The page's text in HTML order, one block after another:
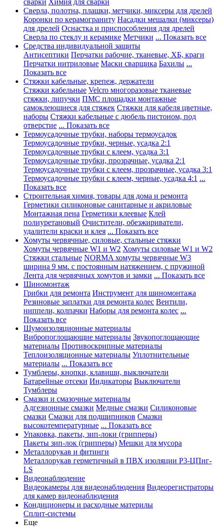
сварки Химия для сварки
Сверла, полотна, плашки, метчики, миксеры для дрелей
Коронки по керамограниту Насадки мешалки (миксеры)
для дрелей Оснастка и приспособления для дрелей
Сверла по стеклу и керамике Метчики ... Показать все
Средства индивидуальной защиты
Антисептики Перчатки рабочие, тканевые, ХБ, краги
Перчатки нитриловые Маски сварщика Бахилы ...
Показать все
Стяжки кабельные, крепеж, держатели
Стяжки кабельные Velcro многоразовые тканевые
стяжки, липучки ПМС площадки монтажные
самоклеющиеся для стяжек Стяжки для кабеля цветные,
наборы Стяжки кабельные с дюбель пистоном, под
отверстие ... Показать все
Термоусадочные трубки, наборы термоусадок
Термоусадочные трубки, черные, усадка 2:1
Термоусадочные трубки с клеем, усадка 3:1
Термоусадочные трубки, прозрачные, усадка 2:1
Термоусадочные трубки с клеем, прозрачные, усадка 3:1
Термоусадочные трубки с клеем, черные, усадка 4:1 ...
Показать все
Строительная химия, товары для дома и ремонта
Герметики силиконовые санитарные и акриловые
Монтажная пена Герметики клеевые Клей
полиуретановый Очистители, обезжириватели,
удалители краски и клея ... Показать все
Хомуты червячные, силовые, стальные стяжки
Хомуты червячные W1 и W2 Хомуты силовые W1 и W2
Стяжки стальные NORMA хомуты червячные W3
ширина 9 мм. с постоянным натяжением, с пружиной
Лента для червячных хомутов и замки ... Показать все
Шиномонтаж
Грибки для ремонта Инструмент для шиномонтажа
Резиновые заплатки для ремонта колес Вентили,
ниппели, колпачки Наборы для ремонта колес ...
Показать все
Шумоизоляционные материалы
Вибропоглощающие материалы Звукопоглощающие
материалы Противоскрипные материалы
Теплоизоляционные материалы Уплотнительные
материалы ... Показать все
Тумблеры, кнопки, клавиши, выключатели
Батарейные отсеки Индикаторы Выключатели
Тумблеры
Смазки и смазочные материалы
Адгезионные смазки Медные смазки Силиконовые
смазки Смазки для подшипников Смазки
высокотемпературные ... Показать все
Упаковка, пакеты, зип-локи (грипперы)
Пакеты зип-лок (грипперы) Мешки для мусора
Металлорукав и фитинги
Металлорукав герметичный в ПВХ изоляции Р3-ЦПнг-
LS
Видеонаблюдение
Видеокамеры для видеонаблюдения Видеорегистраторы
для камер видеонаблюдения
Кондиционеры и расходные материлы
Сплит-системы
Еще